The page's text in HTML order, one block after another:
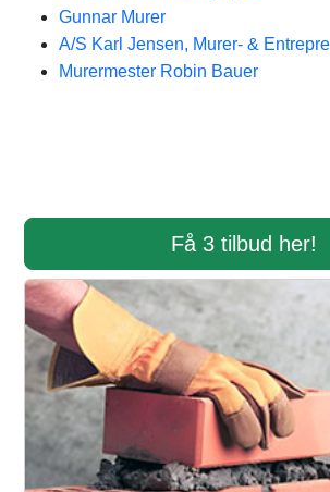
Gunnar Murer
A/S Karl Jensen, Murer- &
Murermester Robin Bauer
Få 3 tilbud her!